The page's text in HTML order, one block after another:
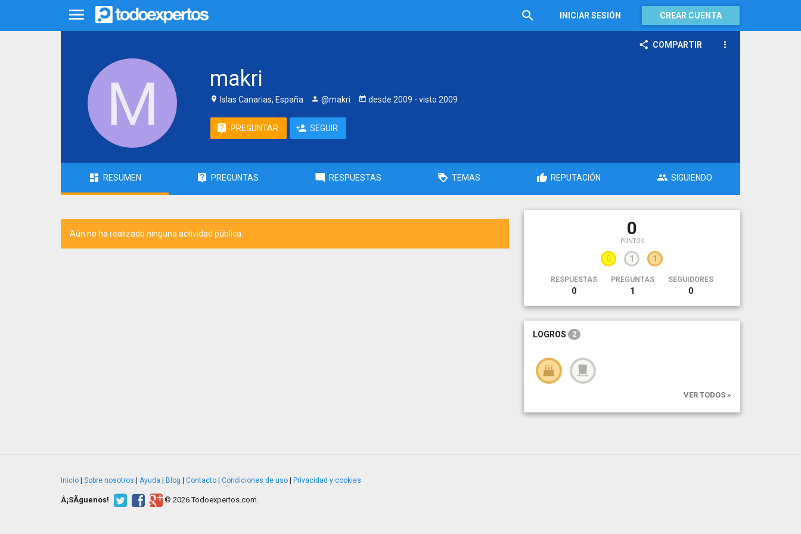
INICIAR SESIÓN CREAR CUENTA
COMPARTIR
makri
Islas Canarias, España @makri desde 2009 - visto 2009
PREGUNTAR SEGUIR
RESUMEN PREGUNTAS RESPUESTAS TEMAS REPUTACIÓN SIGUIENDO
Aún no ha realizado ninguna actividad pública. 0
PUNTOS
0 1 1
RESPUESTAS
0
PREGUNTAS
1
SEGUIDORES
0
LOGROS 2
VER TODOS »
Inicio Sobre nosotros Ayuda Blog Contacto Condiciones de uso Privacidad y cookies
Â¡SÃ­guenos! © 2026 Todoexpertos.com.